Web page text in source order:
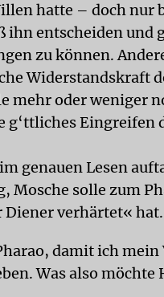
hatte – doch nur
ihn entscheiden und
zu können.
Widerstandskraft
mehr oder weniger
g‘ttliches Eingreifen
ge­nauen Lesen
Mosche solle zum
Diener verhärtet« hat.
damit ich
Was also möchte